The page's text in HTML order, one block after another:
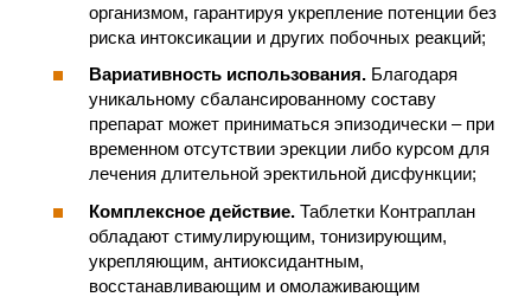
организмом, гарантируя укрепление потенции без
риска интоксикации и других побочных реакций;
Вариативность использования. Благодаря
уникальному сбалансированному составу
препарат может приниматься эпизодически – при
временном отсутствии эрекции либо курсом для
лечения длительной эректильной дисфункции;
Комплексное действие. Таблетки Контраплан
обладают стимулирующим, тонизирующим,
укрепляющим, антиоксидантным,
восстанавливающим и омолаживающим